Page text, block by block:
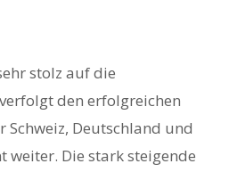
stolz auf die
den erfolgreichen
Deutschland und
weiter. Die stark steigende